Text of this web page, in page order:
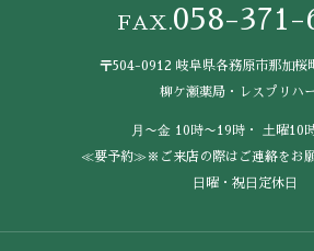
FAX.058-371-
〒504-0912 岐阜県各務原市那加桜
柳ケ瀬薬局・レスプリハ
⽉〜⾦ 10時〜19時・ ⼟曜10
≪要予約≫※ご来店の際はご連絡をお願
⽇曜・祝⽇定休⽇